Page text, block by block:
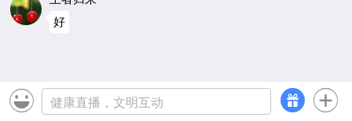
好
  